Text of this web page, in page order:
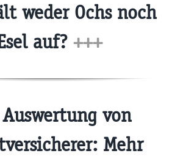
weder Ochs noch
auf? +++
von
Mehr